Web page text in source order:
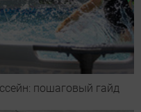
пошаговый гайд